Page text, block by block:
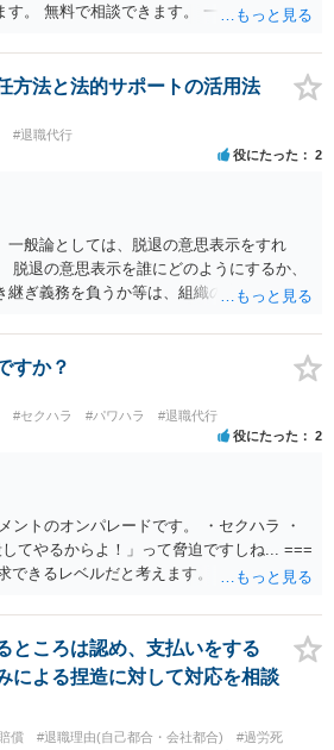
す。 無料で相談できます。 一度、ご相談す
いう材料で 減額交渉も可能かもしれませ
方法と法的サポートの活用法
#退職代行
役にたった 2
一般論としては、脱退の意思表示をすれ
脱退の意思表示を誰にどのようにするか、
継ぎ義務を負うか等は、組織の実態等を踏
についてアドバイスを受けられると思いま
すか？
#セクハラ #パワハラ #退職代行
役にたった 2
ントのオンパレードです。 ・セクハラ ・
てやるからよ！」って脅迫ですしね... ===
求できるレベルだと考えます。 ━━━━━━
いては、 私がブログを書いています。 プ
べます。 ご参考になれば幸いです。
ところは認め、支払いをする
による捏造に対して対応を相談
償 #退職理由(自己都合・会社都合) #過労死